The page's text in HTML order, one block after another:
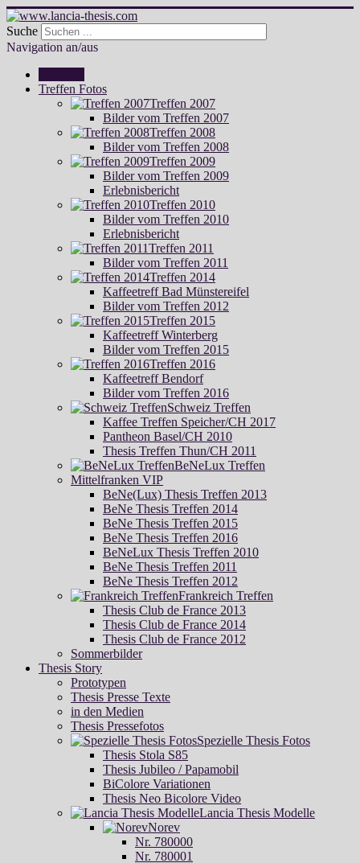
Suche
Navigation an/aus
Treffen Fotos
Treffen 2007
Bilder vom Treffen 2007
Treffen 2008
Bilder vom Treffen 2008
Treffen 2009
Bilder vom Treffen 2009
Erlebnisbericht
Treffen 2010
Bilder vom Treffen 2010
Erlebnisbericht
Treffen 2011
Bilder vom Treffen 2011
Treffen 2014
Kaffeetreff Bad Münstereifel
Bilder vom Treffen 2012
Treffen 2015
Kaffeetreff Winterberg
Bilder vom Treffen 2015
Treffen 2016
Kaffeetreff Bendorf
Bilder vom Treffen 2016
Schweiz Treffen
Kaffee Treffen Speicher/CH 2017
Pantheon Basel/CH 2010
Thesis Treffen Thun/CH 2011
BeNeLux Treffen
Mittelfranken VIP
BeNe(Lux) Thesis Treffen 2013
BeNe Thesis Treffen 2014
BeNe Thesis Treffen 2015
BeNe Thesis Treffen 2016
BeNeLux Thesis Treffen 2010
BeNe Thesis Treffen 2011
BeNe Thesis Treffen 2012
Frankreich Treffen
Thesis Club de France 2013
Thesis Club de France 2014
Thesis Club de France 2012
Sommerbilder
Thesis Story
Prototypen
Thesis Presse Texte
in den Medien
Thesis Pressefotos
Spezielle Thesis Fotos
Thesis Stola S85
Thesis Jubileo / Papamobil
BiColore Variationen
Thesis Neo Bicolore Video
Lancia Thesis Modelle
Norev
Nr. 780000
Nr. 780001